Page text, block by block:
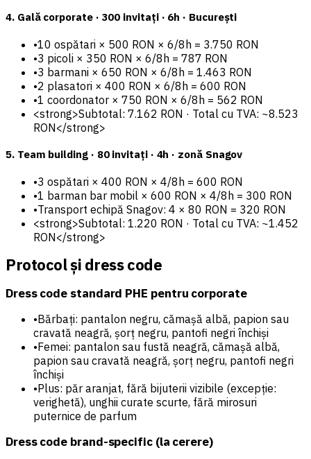
4. Gală corporate · 300 invitați · 6h · București
•10 ospătari × 500 RON × 6/8h = 3.750 RON
•3 picoli × 350 RON × 6/8h = 787 RON
•3 barmani × 650 RON × 6/8h = 1.463 RON
•2 plasatori × 400 RON × 6/8h = 600 RON
•1 coordonator × 750 RON × 6/8h = 562 RON
<strong>Subtotal: 7.162 RON · Total cu TVA: ~8.523
RON</strong>
5. Team building · 80 invitați · 4h · zonă Snagov
•3 ospătari × 400 RON × 4/8h = 600 RON
•1 barman bar mobil × 600 RON × 4/8h = 300 RON
•Transport echipă Snagov: 4 × 80 RON = 320 RON
<strong>Subtotal: 1.220 RON · Total cu TVA: ~1.452
RON</strong>
Protocol și dress code
Dress code standard PHE pentru corporate
•Bărbați: pantalon negru, cămașă albă, papion sau
cravată neagră, șorț negru, pantofi negri închiși
•Femei: pantalon sau fustă neagră, cămașă albă,
papion sau cravată neagră, șorț negru, pantofi negri
închiși
•Plus: păr aranjat, fără bijuterii vizibile (excepție:
verighetă), unghii curate scurte, fără mirosuri
puternice de parfum
Dress code brand-specific (la cerere)